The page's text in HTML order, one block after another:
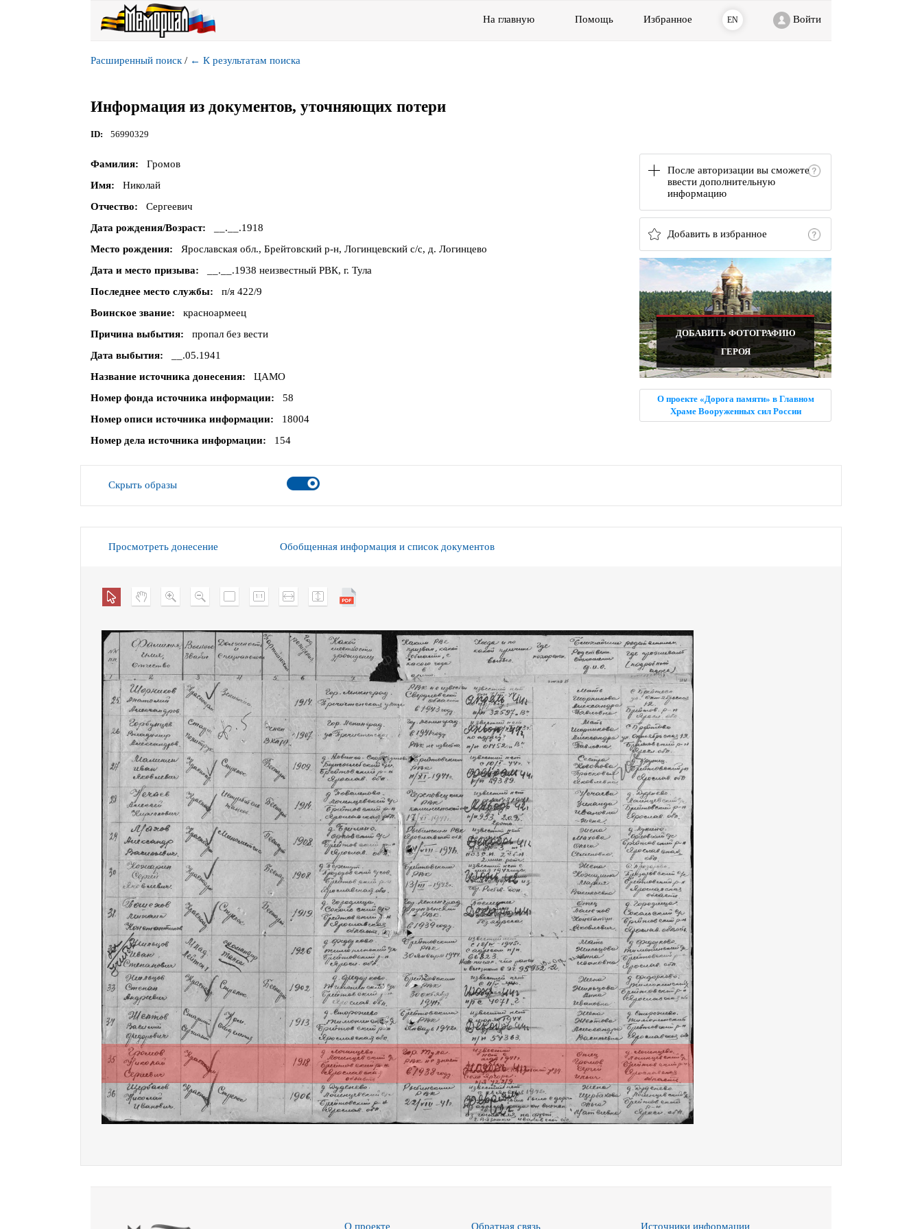
На главную Помощь Избранное EN Войти
Расширенный поиск / ← К результатам поиска
Информация из документов, уточняющих потери
ID 56990329
После авторизации вы сможете
ввести дополнительную
информацию
Добавить в избранное
ДОБАВИТЬ ФОТОГРАФИЮ
ГЕРОЯ
О проекте «Дорога памяти» в Главном
Храме Вооруженных сил России
Фамилия
Громов
Имя
Николай
Отчество
Сергеевич
Дата рождения/Возраст
__.__.1918
Место рождения
Ярославская обл., Брейтовский р-н, Логинцевский с/с, д. Логинцево
Дата и место призыва
__.__.1938 неизвестный РВК, г. Тула
Последнее место службы
п/я 422/9
Воинское звание
красноармеец
Причина выбытия
пропал без вести
Дата выбытия
__.05.1941
Название источника донесения
ЦАМО
Номер фонда источника информации
58
Номер описи источника информации
18004
Номер дела источника информации
154
Скрыть образы
Просмотреть донесение Обобщенная информация и список документов
О проекте Обратная связь Источники информации